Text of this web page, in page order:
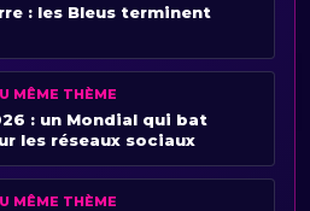
: les Bleus terminent
MÊME THÈME
: un Mondial qui bat
les réseaux sociaux
MÊME THÈME